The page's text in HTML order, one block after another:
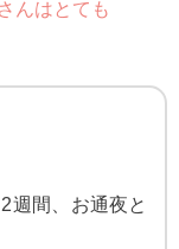
んはとても
週間、お通夜と